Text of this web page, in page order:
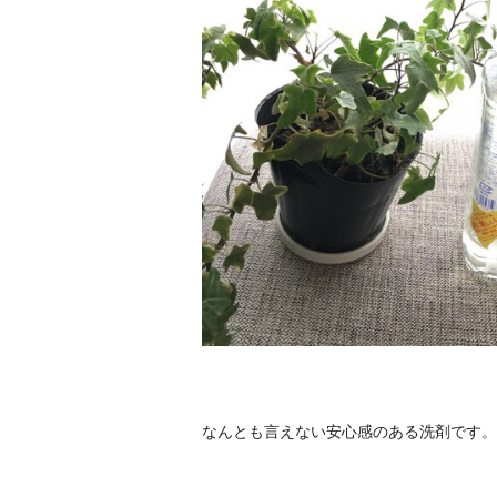
なんとも言えない安心感のある洗剤です。